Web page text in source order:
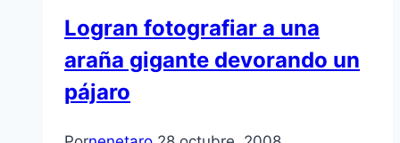
Logran fotografiar a una
araña gigante devorando un
pájaro